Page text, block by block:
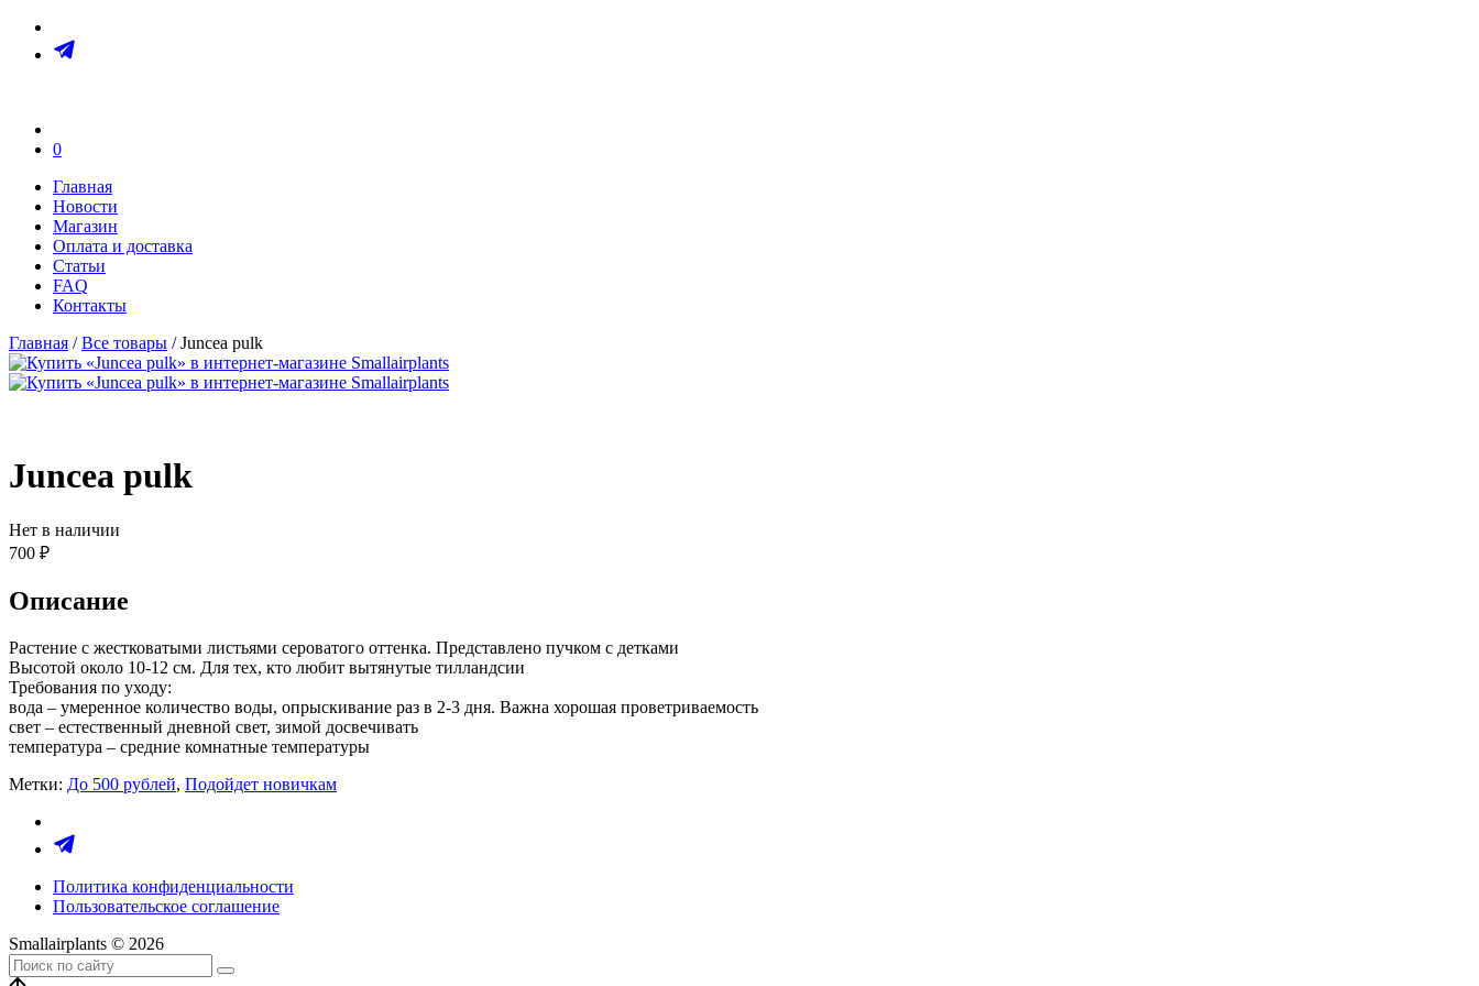
0
Главная
Новости
Магазин
Оплата и доставка
Статьи
FAQ
Контакты
Главная /Все товары / Juncea pulk
Juncea pulk
Нет в наличии
700 ₽
Описание
Растение с жестковатыми листьями сероватого оттенка. Представлено пучком с детками
Высотой около 10-12 см. Для тех, кто любит вытянутые тилландсии
Требования по уходу:
вода – умеренное количество воды, опрыскивание раз в 2-3 дня. Важна хорошая проветриваемость
свет – естественный дневной свет, зимой досвечивать
температура – средние комнатные температуры
Метки: До 500 рублей, Подойдет новичкам
Политика конфиденциальности
Пользовательское соглашение
Smallairplants © 2026